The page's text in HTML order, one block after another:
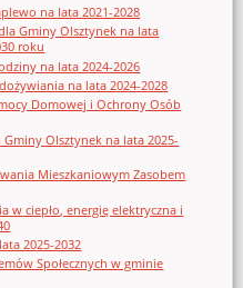
na lata 2021-2028
Gminy Olsztynek na lata
roku
na lata 2024-2026
na lata 2024-2028
Domowej i Ochrony Osób
Olsztynek na lata 2025-
Mieszkaniowym Zasobem
w ciepło, energię elektryczna i
2025-2032
Społecznych w gminie